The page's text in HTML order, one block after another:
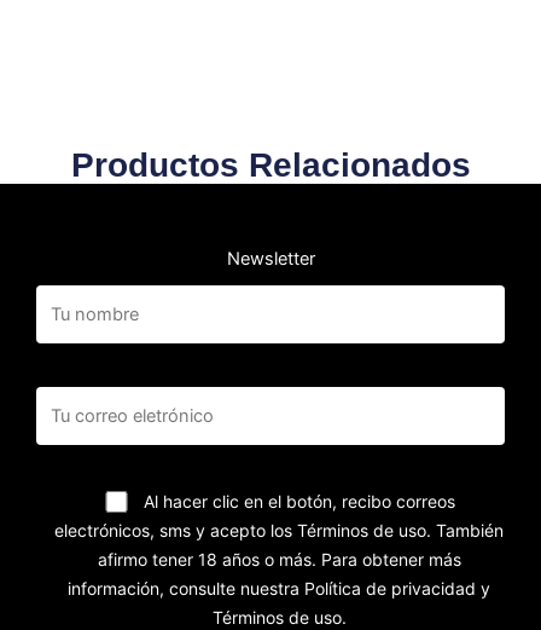
Productos Relacionados
Newsletter
Al hacer clic en el botón, recibo correos
electrónicos, sms y acepto los Términos de uso. También
afirmo tener 18 años o más. Para obtener más
información, consulte nuestra Política de privacidad y
Términos de uso.